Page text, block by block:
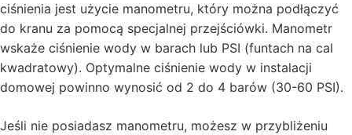
ciśnienia jest użycie manometru, który można podłączyć
do kranu za pomocą specjalnej przejściówki. Manometr
wskaże ciśnienie wody w barach lub PSI (funtach na cal
kwadratowy). Optymalne ciśnienie wody w instalacji
domowej powinno wynosić od 2 do 4 barów (30-60 PSI).
Jeśli nie posiadasz manometru, możesz w przybliżeniu